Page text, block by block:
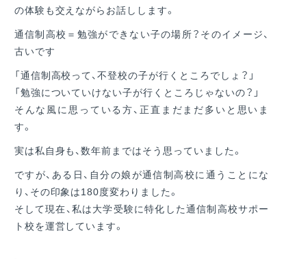
の体験も交えながらお話しします。
通信制高校＝勉強ができない子の場所？そのイメージ、
古いです
「通信制高校って、不登校の子が行くところでしょ？」
「勉強についていけない子が行くところじゃないの？」
そんな風に思っている方、正直まだまだ多いと思いま
す。
実は私自身も、数年前まではそう思っていました。
ですが、ある日、自分の娘が通信制高校に通うことにな
り、その印象は180度変わりました。
そして現在、私は大学受験に特化した通信制高校サポー
ト校を運営しています。